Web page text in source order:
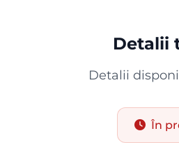
Detalii
Detalii
În